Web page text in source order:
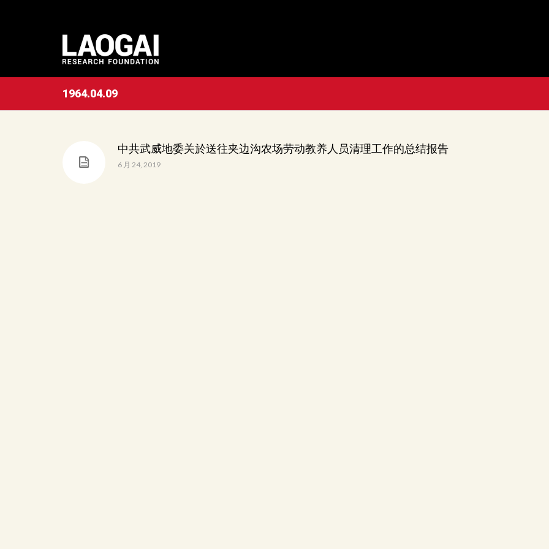
1964.04.09
中共武威地委关於送往夹边沟农场劳动教养人员清理工作的总结报告
6 月 24, 2019